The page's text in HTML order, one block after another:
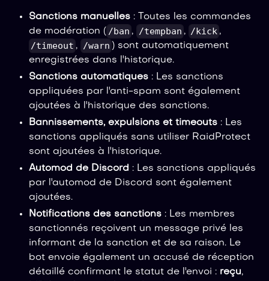
Sanctions manuelles : Toutes les commandes
de modération ( /ban , /tempban , /kick ,
/timeout , /warn ) sont automatiquement
enregistrées dans l'historique.
Sanctions automatiques : Les sanctions
appliquées par l'anti-spam sont également
ajoutées à l'historique des sanctions.
Bannissements, expulsions et timeouts : Les
sanctions appliqués sans utiliser RaidProtect
sont ajoutées à l'historique.
Automod de Discord : Les sanctions appliqués
par l'automod de Discord sont également
ajoutées.
Notifications des sanctions : Les membres
sanctionnés reçoivent un message privé les
informant de la sanction et de sa raison. Le
bot envoie également un accusé de réception
détaillé confirmant le statut de l'envoi : reçu,